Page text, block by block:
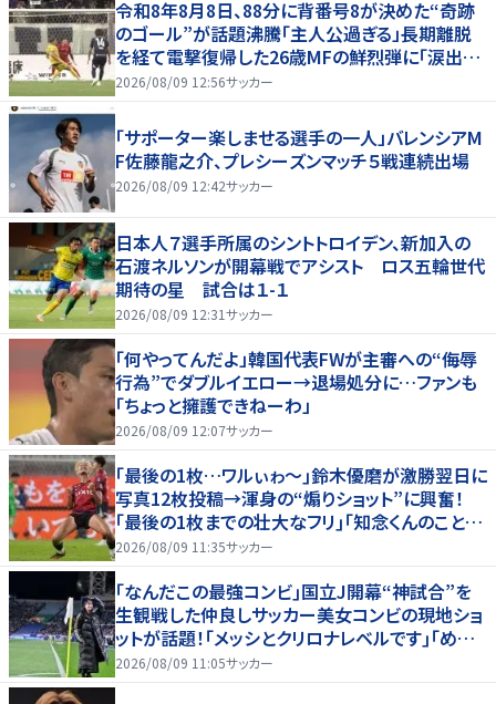
令和8年8月8日、88分に背番号8が決めた“奇跡
のゴール”が話題沸騰「主人公過ぎる」長期離脱
を経て電撃復帰した26歳MFの鮮烈弾に「涙出て
きた」
2026/08/09 12:56サッカー
「サポーター楽しませる選手の一人」バレンシアM
F佐藤龍之介、プレシーズンマッチ５戦連続出場
2026/08/09 12:42サッカー
日本人７選手所属のシントトロイデン、新加入の
石渡ネルソンが開幕戦でアシスト ロス五輪世代
期待の星 試合は１-１
2026/08/09 12:31サッカー
「何やってんだよ」韓国代表FWが主審への“侮辱
行為”でダブルイエロー→退場処分に…ファンも
「ちょっと擁護できねーわ」
2026/08/09 12:07サッカー
｢最後の1枚…ワルぃゎ〜｣鈴木優磨が激勝翌日に
写真12枚投稿→渾身の“煽りショット”に興奮！
｢最後の1枚までの壮大なフリ｣｢知念くんのことど
んだけ好きなんよｗ｣
2026/08/09 11:35サッカー
｢なんだこの最強コンビ｣国立J開幕“神試合”を
生観戦した仲良しサッカー美女コンビの現地ショ
ットが話題！｢メッシとクリロナレベルです｣｢めちゃ
くちゃ可愛い｣
2026/08/09 11:05サッカー